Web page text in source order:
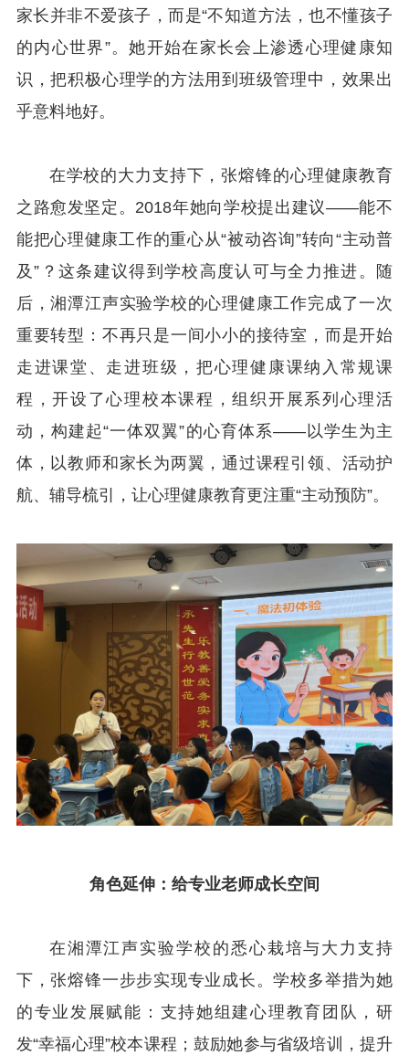
家长并非不爱孩子，而是“不知道方法，也不懂孩子
的内心世界”。她开始在家长会上渗透心理健康知
识，把积极心理学的方法用到班级管理中，效果出
乎意料地好。
在学校的大力支持下，张熔锋的心理健康教育
之路愈发坚定。2018年她向学校提出建议——能不
能把心理健康工作的重心从“被动咨询”转向“主动普
及”？这条建议得到学校高度认可与全力推进。随
后，湘潭江声实验学校的心理健康工作完成了一次
重要转型：不再只是一间小小的接待室，而是开始
走进课堂、走进班级，把心理健康课纳入常规课
程，开设了心理校本课程，组织开展系列心理活
动，构建起“一体双翼”的心育体系——以学生为主
体，以教师和家长为两翼，通过课程引领、活动护
航、辅导梳引，让心理健康教育更注重“主动预防”。
角色延伸： 给专业老师成长空间
在湘潭江声实验学校的悉心栽培与大力支持
下，张熔锋一步步实现专业成长。学校多举措为她
的专业发展赋能：支持她组建心理教育团队，研
发“幸福心理”校本课程；鼓励她参与省级培训，提升